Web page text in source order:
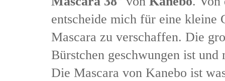
entscheide mich für eine kleine
Mascara zu verschaffen. Die
Bürstchen geschwungen ist
Die Mascara von Kanebo ist